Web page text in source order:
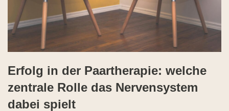
Erfolg in der Paartherapie: welche
zentrale Rolle das Nervensystem
dabei spielt